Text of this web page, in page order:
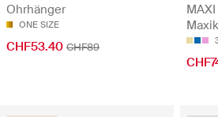
Ohrhänger
ONE SIZE
CHF53.40 CHF89